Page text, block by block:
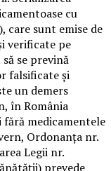
cu
care sunt emise de
verificate pe
se prevină
falsificate și
un demers
în România
medicamentele
Ordonanța nr.
Legii nr.
prevede